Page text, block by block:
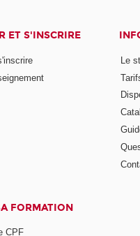
ET S'INSCRIRE
Le
FORMATION
CPF